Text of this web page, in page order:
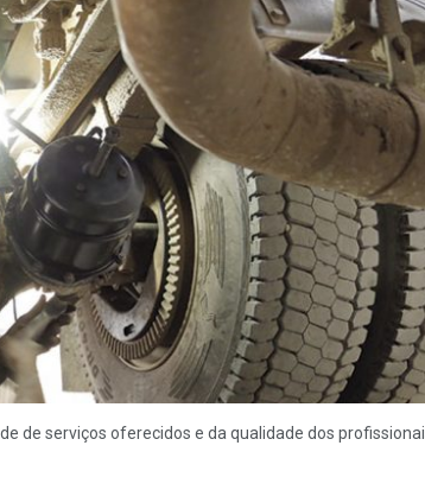
de serviços oferecidos e da qualidade dos